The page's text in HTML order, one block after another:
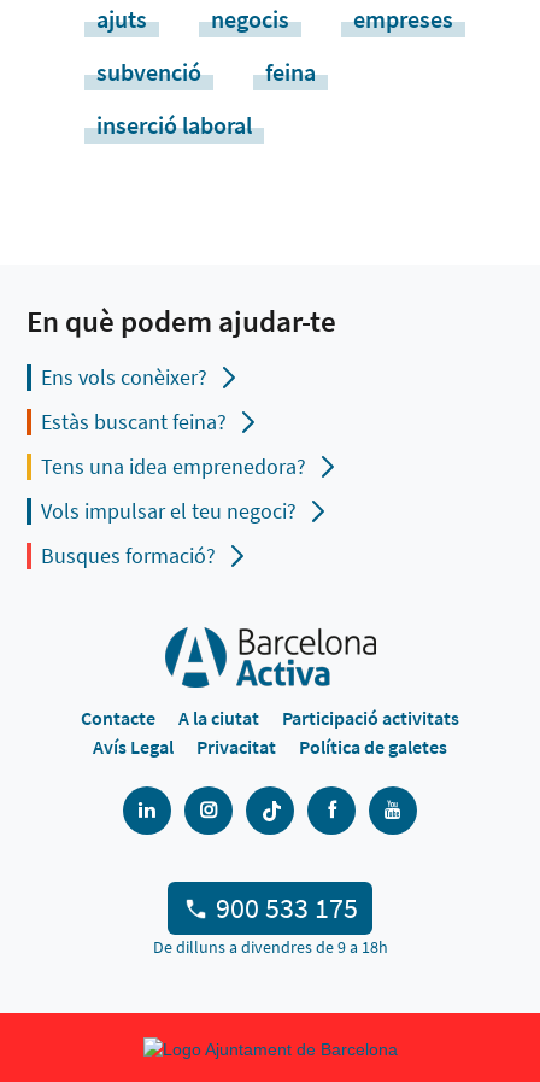
ajuts negocis
empreses
subvenció
feina
inserció laboral
En què podem ajudar-te
Ens vols conèixer?
Estàs buscant feina?
Tens una idea emprenedora?
Vols impulsar el teu negoci?
Busques formació?
Contacte A la ciutat
Participació activitats
Avís Legal
Privacitat Política de galetes
900 533 175
De dilluns a divendres de 9 a 18h